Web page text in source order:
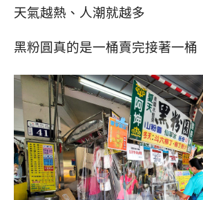
天氣越熱、人潮就越多
黑粉圓真的是一桶賣完接著一桶